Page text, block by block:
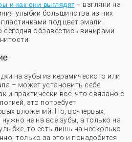
и как они выглядят– взгляни на
улыбки большинства из них
под цвет эмали
сегодня обзавестись винирами
на зубы из керамического или
– может установить себе
и практически все, что связано с
это потребует
вложений. Но, во-первых,
не на все зубы, а только на
то есть лишь на несколько
только за это и понадобится